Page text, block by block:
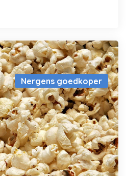
Nergens goedkoper